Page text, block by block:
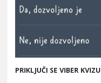
PRIKLJUČI SE VIBER KVIZU